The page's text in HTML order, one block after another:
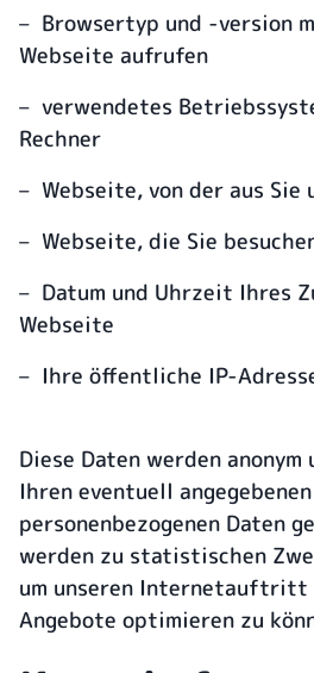
– Browsertyp und -version
Webseite aufrufen
– verwendetes
Rechner
– Webseite, von der aus Sie
– Webseite, die Sie
– Datum und Uhrzeit Ihres
Webseite
– Ihre öffentliche IP-
Diese Daten werden
Ihren eventuell angegebenen
personenbezogenen Daten
werden zu statistischen
um unseren Internetauftritt
Angebote optimieren zu